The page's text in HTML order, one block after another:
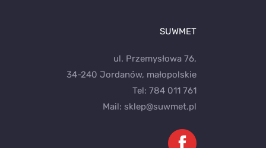
SUWMET
ul. Przemysłowa 76,
34-240 Jordanów, małopolskie
Tel: 784 011 761
Mail: sklep@suwmet.pl